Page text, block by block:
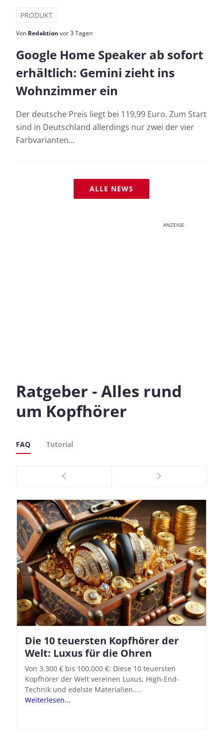
PRODUKT
Von Redaktion vor 3 Tagen
Google Home Speaker ab sofort
erhältlich: Gemini zieht ins
Wohnzimmer ein
Der deutsche Preis liegt bei 119,99 Euro. Zum Start
sind in Deutschland allerdings nur zwei der vier
Farbvarianten...
ALLE NEWS
ANZEIGE
Ratgeber - Alles rund
um Kopfhörer
FAQ Tutorial
Die 10 teuersten Kopfhörer der
Welt: Luxus für die Ohren
Von 3.300 € bis 100.000 €: Diese 10 teuersten
Kopfhörer der Welt vereinen Luxus, High-End-
Technik und edelste Materialien....
Weiterlesen...
Apple AirPods Pro 2 und iOS 18.1:
So richtet ihr das neue Hörgeräte-
Feature ein
Mit iOS 18.1 und den AirPods Pro 2 verwandelt
Apple seine In-Ear-Kopfhörer in kostengünstige
Hörhilfen. In wenigen Schritten...